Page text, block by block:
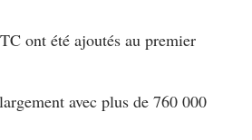
ont été ajoutés au premier
avec plus de 760 000